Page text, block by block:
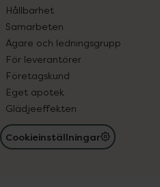
Hållbarhet
Samarbeten
Ägare och ledningsgrupp
För leverantörer
Företagskund
Eget apotek
Glädjeeffekten
Cookieinställningar